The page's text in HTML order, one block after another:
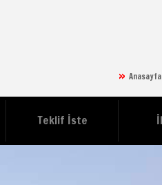
Anasayfa
Teklif İste